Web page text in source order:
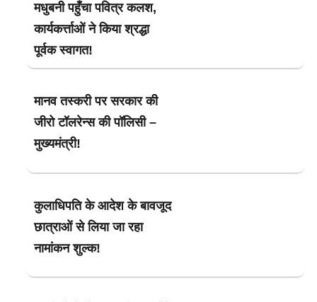
मधुबनी पहुँचा पवित्र कलश,
कार्यकर्त्ताओं ने किया श्रद्धा
पूर्वक स्वागत!
मानव तस्करी पर सरकार की
जीरो टॉलरेन्स की पॉलिसी –
मुख्यमंत्री!
कुलाधिपति के आदेश के बावजूद
छात्राओं से लिया जा रहा
नामांकन शुल्क!